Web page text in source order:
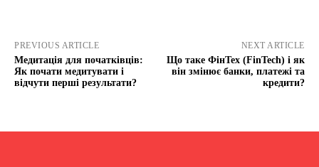
PREVIOUS ARTICLE
Медитація для початківців:
Як почати медитувати і
відчути перші результати?
NEXT ARTICLE
Що таке ФінТех (FinTech) і як
він змінює банки, платежі та
кредити?